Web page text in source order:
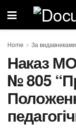
Home За видавниками
Наказ
№ 805